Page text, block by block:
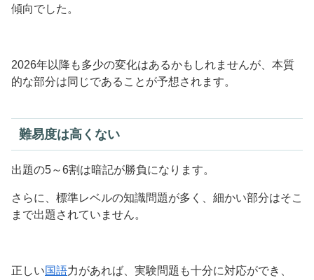
傾向でした。
2026年以降も多少の変化はあるかもしれませんが、本質
的な部分は同じであることが予想されます。
難易度は高くない
出題の5～6割は暗記が勝負になります。
さらに、標準レベルの知識問題が多く、細かい部分はそこ
まで出題されていません。
正しい国語力があれば、実験問題も十分に対応ができ、